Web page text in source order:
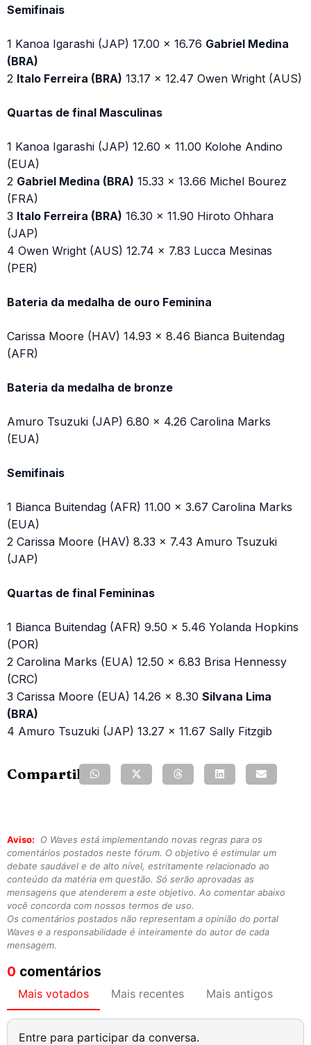
Semifinais
1 Kanoa Igarashi (JAP) 17.00 x 16.76 Gabriel Medina
(BRA)
2 Italo Ferreira (BRA) 13.17 x 12.47 Owen Wright (AUS)
Quartas de final Masculinas
1 Kanoa Igarashi (JAP) 12.60 x 11.00 Kolohe Andino
(EUA)
2 Gabriel Medina (BRA) 15.33 x 13.66 Michel Bourez
(FRA)
3 Italo Ferreira (BRA) 16.30 x 11.90 Hiroto Ohhara
(JAP)
4 Owen Wright (AUS) 12.74 x 7.83 Lucca Mesinas
(PER)
Bateria da medalha de ouro Feminina
Carissa Moore (HAV) 14.93 x 8.46 Bianca Buitendag
(AFR)
Bateria da medalha de bronze
Amuro Tsuzuki (JAP) 6.80 x 4.26 Carolina Marks
(EUA)
Semifinais
1 Bianca Buitendag (AFR) 11.00 x 3.67 Carolina Marks
(EUA)
2 Carissa Moore (HAV) 8.33 x 7.43 Amuro Tsuzuki
(JAP)
Quartas de final Femininas
1 Bianca Buitendag (AFR) 9.50 x 5.46 Yolanda Hopkins
(POR)
2 Carolina Marks (EUA) 12.50 x 6.83 Brisa Hennessy
(CRC)
3 Carissa Moore (EUA) 14.26 x 8.30 Silvana Lima
(BRA)
4 Amuro Tsuzuki (JAP) 13.27 x 11.67 Sally Fitzgib
Compartilhe:
Aviso:
O Waves está implementando novas regras para os
comentários postados neste fórum. O objetivo é estimular um
debate saudável e de alto nível, estritamente relacionado ao
conteúdo da matéria em questão. Só serão aprovadas as
mensagens que atenderem a este objetivo. Ao comentar abaixo
você concorda com nossos termos de uso.
Os comentários postados não representam a opinião do portal
Waves e a responsabilidade é inteiramente do autor de cada
mensagem.
0 comentários
Mais votados Mais recentes Mais antigos
Entre para participar da conversa.